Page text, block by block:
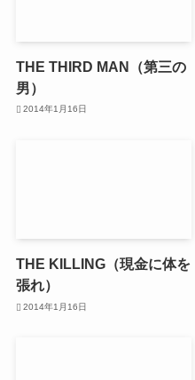
THE THIRD MAN（第三の
男）
2014年1月16日
THE KILLING（現金に体を
張れ）
2014年1月16日